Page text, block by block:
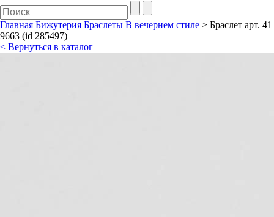
Главная Бижутерия Браслеты В вечернем стиле > Браслет арт. 41
9663 (id 285497)
< Вернуться в каталог